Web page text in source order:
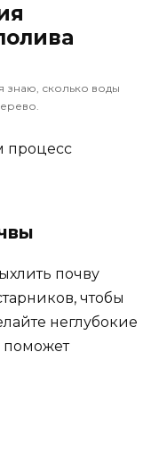
знаю, сколько воды
процесс
почву
чтобы
неглубокие
поможет